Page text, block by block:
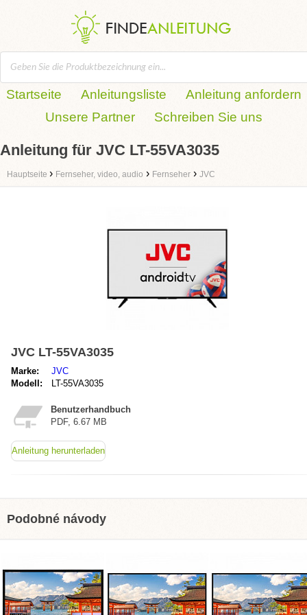
Startseite Anleitungsliste
Anleitung anfordern
Unsere Partner
Schreiben Sie uns
Anleitung für JVC LT-55VA3035
Hauptseite › Fernseher, video, audio › Fernseher › JVC
JVC LT-55VA3035
Marke:
JVC
Modell:
LT-55VA3035
Benutzerhandbuch
PDF, 6.67 MB
Anleitung herunterladen
Podobné návody